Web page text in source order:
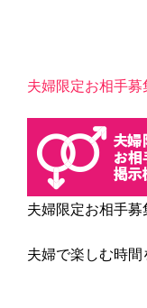
夫婦限定お相手募
夫婦限定お相手募
夫婦で楽しむ時間